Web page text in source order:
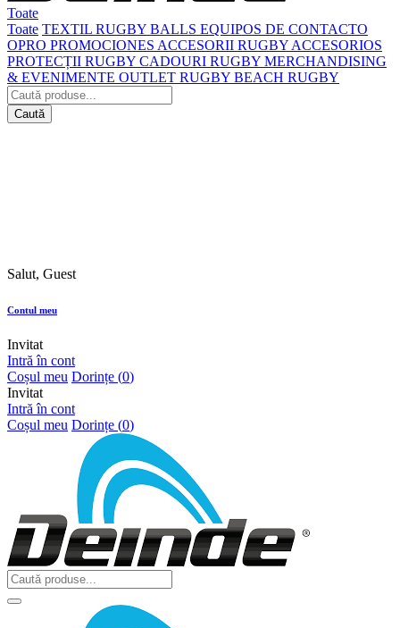
Toate
Toate TEXTIL RUGBY BALLS EQUIPOS DE CONTACTO
OPRO PROMOCIONES ACCESORII RUGBY ACCESORIOS
PROTECȚII RUGBY CADOURI RUGBY MERCHANDISING
& EVENIMENTE OUTLET RUGBY BEACH RUGBY
Caută
Salut, Guest
Contul meu
Invitat
Intră în cont
Coșul meu Dorințe (0)
Invitat
Intră în cont
Coșul meu Dorințe (0)